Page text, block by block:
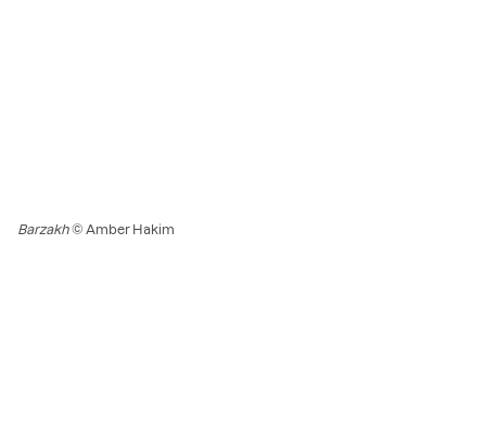
Barzakh© Amber Hakim